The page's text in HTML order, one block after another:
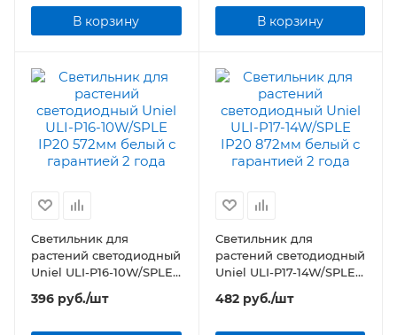
В корзину В корзину
Светильник для
растений светодиодный
Uniel ULI-P16-10W/SPLE
IP20 572мм белый
396 руб./шт
Светильник для
растений светодиодный
Uniel ULI-P17-14W/SPLE
IP20 872мм белый
482руб./шт